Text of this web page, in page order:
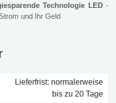
Technologie LED-
und Ihr Geld
Lieferfrist: normalerweise
bis zu 20 Tage